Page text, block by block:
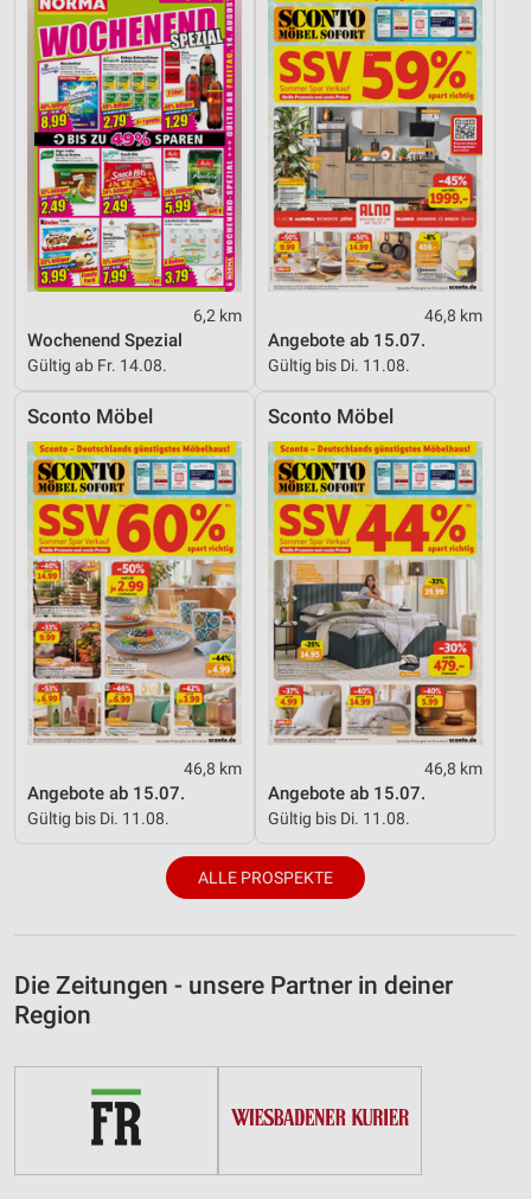
6,2 km
Wochenend Spezial
Gültig ab Fr. 14.08.
46,8 km
Angebote ab 15.07.
Gültig bis Di. 11.08.
Sconto Möbel
46,8 km
Angebote ab 15.07.
Gültig bis Di. 11.08.
Sconto Möbel
46,8 km
Angebote ab 15.07.
Gültig bis Di. 11.08.
ALLE PROSPEKTE
Die Zeitungen - unsere Partner in deiner
Region